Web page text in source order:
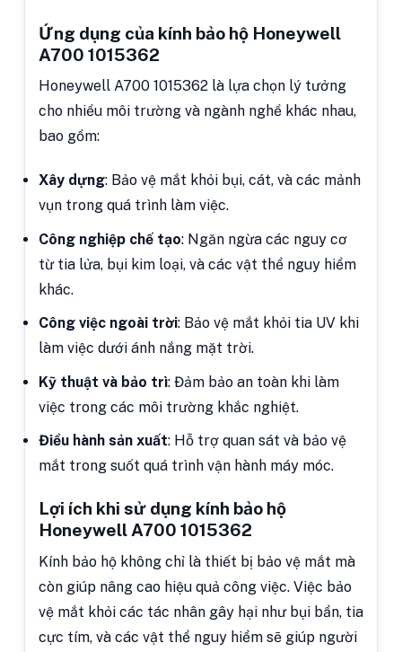
Ứng dụng của kính bảo hộ Honeywell
A700 1015362
Honeywell A700 1015362 là lựa chọn lý tưởng
cho nhiều môi trường và ngành nghề khác nhau,
bao gồm:
Xây dựng: Bảo vệ mắt khỏi bụi, cát, và các mảnh
vụn trong quá trình làm việc.
Công nghiệp chế tạo: Ngăn ngừa các nguy cơ
từ tia lửa, bụi kim loại, và các vật thể nguy hiểm
khác.
Công việc ngoài trời: Bảo vệ mắt khỏi tia UV khi
làm việc dưới ánh nắng mặt trời.
Kỹ thuật và bảo trì: Đảm bảo an toàn khi làm
việc trong các môi trường khắc nghiệt.
Điều hành sản xuất: Hỗ trợ quan sát và bảo vệ
mắt trong suốt quá trình vận hành máy móc.
Lợi ích khi sử dụng kính bảo hộ
Honeywell A700 1015362
Kính bảo hộ không chỉ là thiết bị bảo vệ mắt mà
còn giúp nâng cao hiệu quả công việc. Việc bảo
vệ mắt khỏi các tác nhân gây hại như bụi bẩn, tia
cực tím, và các vật thể nguy hiểm sẽ giúp người